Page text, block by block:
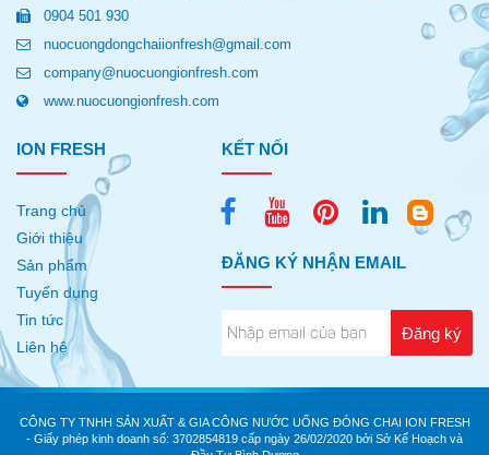
0904 501 930
nuocuongdongchaiionfresh@gmail.com
company@nuocuongionfresh.com
www.nuocuongionfresh.com
ION FRESH
Trang chủ
Giới thiệu
Sản phẩm
Tuyển dụng
Tin tức
Liên hệ
KẾT NỐI
ĐĂNG KÝ NHẬN EMAIL
CÔNG TY TNHH SẢN XUẤT & GIA CÔNG NƯỚC UỐNG ĐÓNG CHAI ION FRESH
- Giấy phép kinh doanh số: 3702854819 cấp ngày 26/02/2020 bởi Sở Kế Hoạch và